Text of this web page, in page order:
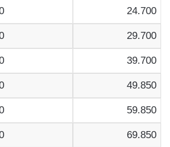
24.700
29.700
39.700
49.850
59.850
69.850